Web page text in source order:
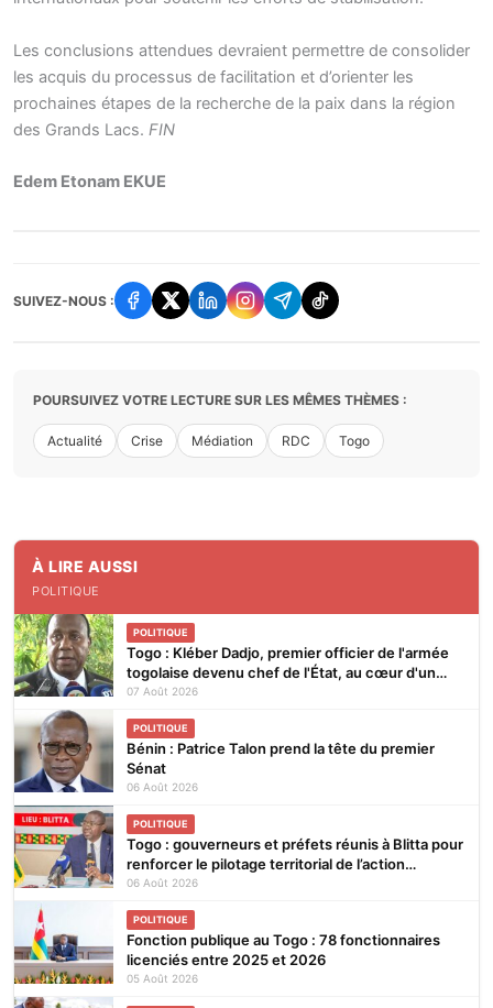
Les conclusions attendues devraient permettre de consolider
les acquis du processus de facilitation et d’orienter les
prochaines étapes de la recherche de la paix dans la région
des Grands Lacs. FIN
Edem Etonam EKUE
SUIVEZ-NOUS :
POURSUIVEZ VOTRE LECTURE SUR LES MÊMES THÈMES :
Actualité Crise Médiation RDC Togo
À LIRE AUSSI
POLITIQUE
POLITIQUE
Togo : Kléber Dadjo, premier officier de l'armée
togolaise devenu chef de l'État, au cœur d'un
ouvrage
07 Août 2026
POLITIQUE
Bénin : Patrice Talon prend la tête du premier
Sénat
06 Août 2026
POLITIQUE
Togo : gouverneurs et préfets réunis à Blitta pour
renforcer le pilotage territorial de l’action
publique
06 Août 2026
POLITIQUE
Fonction publique au Togo : 78 fonctionnaires
licenciés entre 2025 et 2026
05 Août 2026